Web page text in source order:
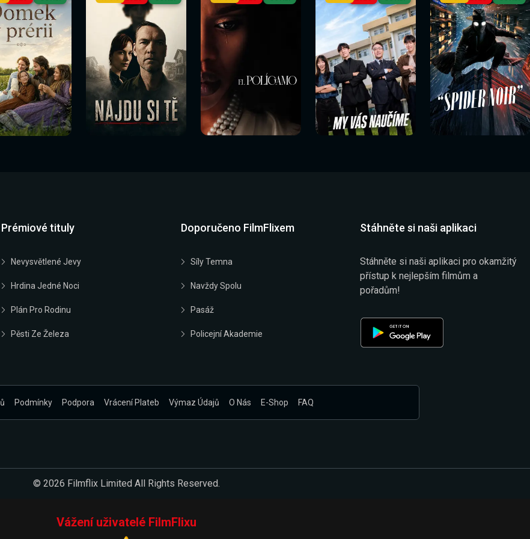
Prémiové tituly
Nevysvětlené Jevy
Hrdina Jedné Noci
Plán Pro Rodinu
Pěsti Ze Železa
Doporučeno FilmFlixem
Síly Temna
Navždy Spolu
Pasáž
Policejní Akademie
Stáhněte si naši aplikaci
Stáhněte si naši aplikaci pro okamžitý
přístup k nejlepším filmům a
pořadům!
Podmínky Podpora Vrácení Plateb Výmaz Údajů O Nás E-Shop FAQ
© 2026 Filmflix Limited All Rights Reserved.
Vážení uživatelé FilmFlixu